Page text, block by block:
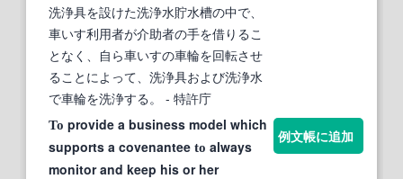
洗浄具を設けた洗浄水貯水槽の中で、
車いす利用者が介助者の手を借りるこ
となく、自ら車いすの車輪を回転させ
ることによって、洗浄具および洗浄水
で車輪を洗浄する。
- 特許庁
To provide a business model which
supports a covenantee to always
monitor and keep his or her
例文帳に追加